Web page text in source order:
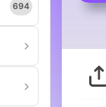
694